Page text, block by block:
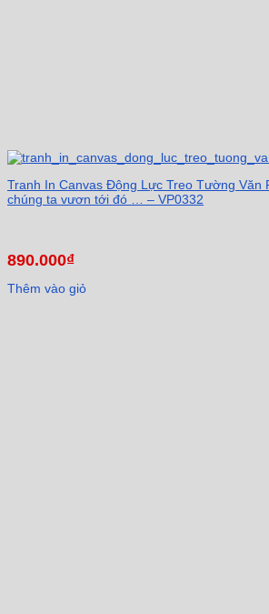
Tranh In Canvas Động Lực Treo Tường Văn
chúng ta vươn tới đó … – VP0332
890.000₫
Thêm vào giỏ